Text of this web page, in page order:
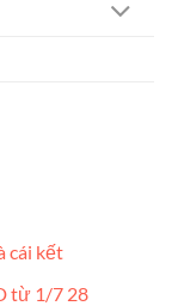
cái kết
từ 1/7 28